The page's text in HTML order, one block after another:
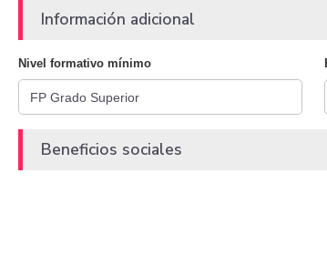
Información adicional
Nivel formativo mínimo
Beneficios sociales